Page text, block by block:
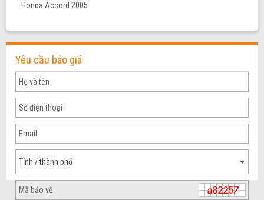
Honda Accord 2005
Yêu cầu báo giá
Tỉnh / thành phố